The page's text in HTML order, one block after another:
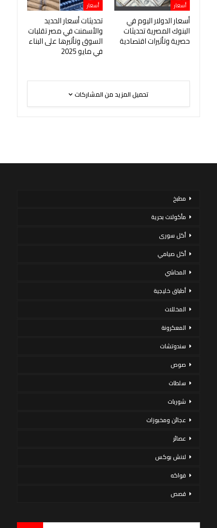
أسعار
أسعار الدولار اليوم في
البنوك المصرية تحديثات
حصرية وتأثيرات اقتصادية
أسعار
تحديثات أسعار الحديد
والأسمنت في مصر تقلبات
السوق وتأثيرها على البناء
في مايو 2025
تحميل المزيد من المشاركات
مطبخ
مأكولات بحرية
أكل سورى
أكل صيامي
المحاشي
أطباق خليجية
المخللات
المعكرونة
سندوتشات
صوص
سلطات
شوربات
عجائن ومخبوزات
عصائر
لانش بوكس
فواكه
قصص